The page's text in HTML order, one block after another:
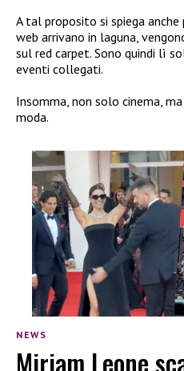
A tal proposito si spiega
web arrivano in laguna,
sul red carpet. Sono quindi lì
eventi collegati.
Insomma, non solo cinema,
moda.
NEWS
Miriam Leone